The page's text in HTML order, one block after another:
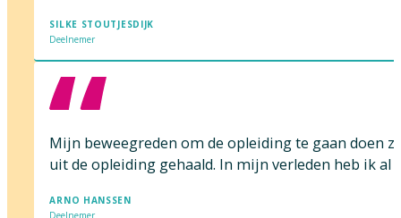
SILKE STOUTJESDIJK
Deelnemer
Mijn beweegreden om de opleiding te gaan doen
uit de opleiding gehaald. In mijn verleden heb ik
ARNO HANSSEN